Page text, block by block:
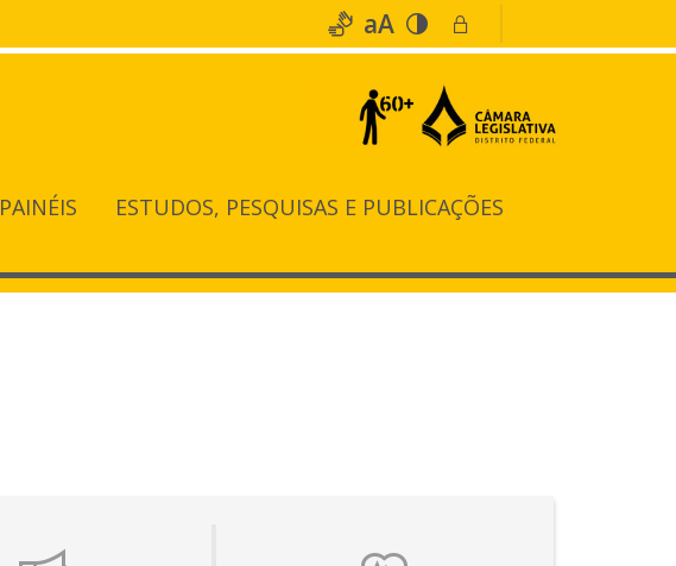
aA
PAINÉIS
ESTUDOS, PESQUISAS E PUBLICAÇÕES